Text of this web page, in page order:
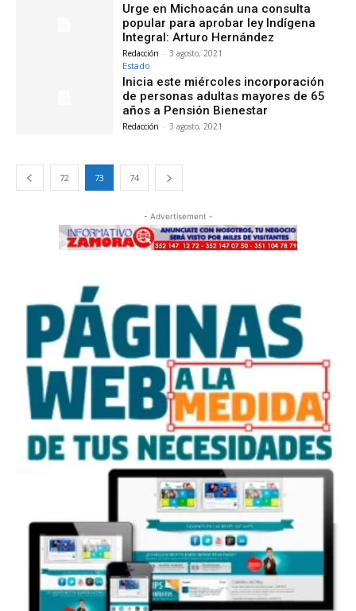
Urge en Michoacán una consulta
popular para aprobar ley Indígena
Integral: Arturo Hernández
Redacción - 3 agosto, 2021
Estado
Inicia este miércoles incorporación
de personas adultas mayores de 65
años a Pensión Bienestar
Redacción - 3 agosto, 2021
72 73 74
- Advertisement -